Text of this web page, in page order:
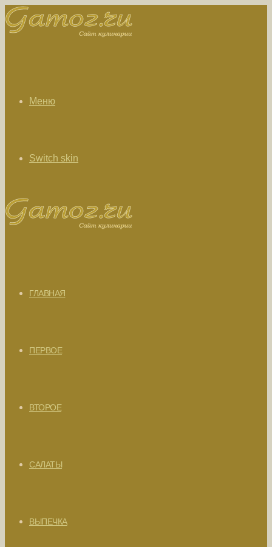
Меню
Switch skin
ГЛАВНАЯ
ПЕРВОЕ
ВТОРОЕ
САЛАТЫ
ВЫПЕЧКА